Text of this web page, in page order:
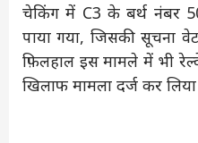
चेकिंग में C3 के बर्थ नंबर
पाया गया, जिसकी सूचना
फ़िलहाल इस मामले में भी
खिलाफ मामला दर्ज कर लिया